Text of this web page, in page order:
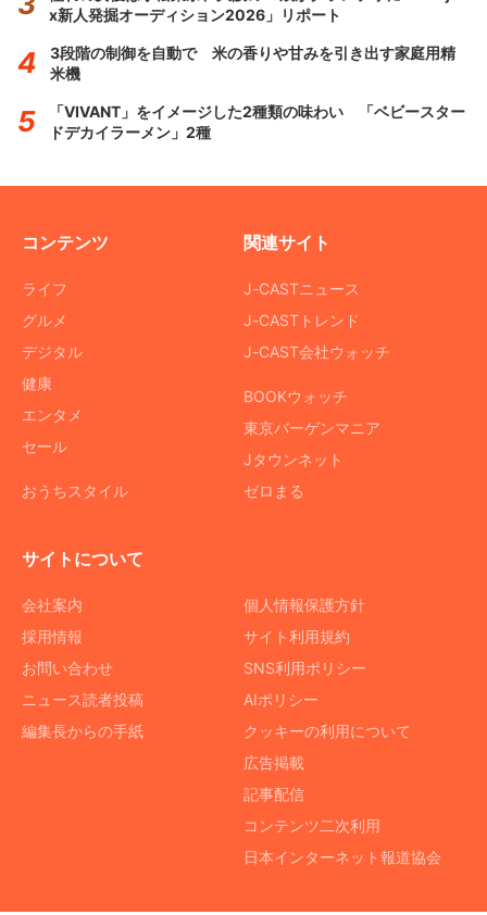
x新人発掘オーディション2026」リポート
3段階の制御を自動で 米の香りや甘みを引き出す家庭用精
米機
「VIVANT」をイメージした2種類の味わい 「ベビースター
ドデカイラーメン」2種
コンテンツ
ライフ
グルメ
デジタル
健康
エンタメ
セール
おうちスタイル
関連サイト
J-CASTニュース
J-CASTトレンド
J-CAST会社ウォッチ
BOOKウォッチ
東京バーゲンマニア
Jタウンネット
ゼロまる
サイトについて
会社案内
採用情報
お問い合わせ
ニュース読者投稿
編集長からの手紙
個人情報保護方針
サイト利用規約
SNS利用ポリシー
AIポリシー
クッキーの利用について
広告掲載
記事配信
コンテンツ二次利用
日本インターネット報道協会